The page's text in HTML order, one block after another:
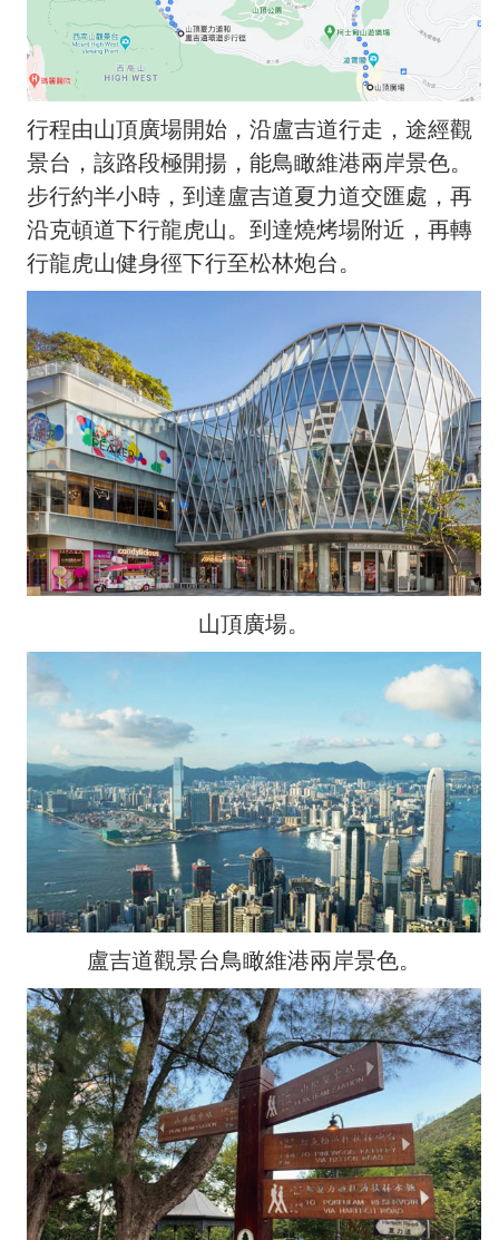
行程由山頂廣場開始，沿盧吉道行走，途經觀
景台，該路段極開揚，能鳥瞰維港兩岸景色。
步行約半小時，到達盧吉道夏力道交匯處，再
沿克頓道下行龍虎山。到達燒烤場附近，再轉
行龍虎山健身徑下行至松林炮台。
山頂廣場。
盧吉道觀景台鳥瞰維港兩岸景色。